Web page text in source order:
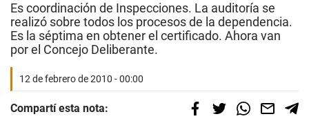
Es coordinación de Inspecciones. La auditoría se
realizó sobre todos los procesos de la dependencia.
Es la séptima en obtener el certificado. Ahora van
por el Concejo Deliberante.
12 de febrero de 2010 - 00:00
Compartí esta nota: